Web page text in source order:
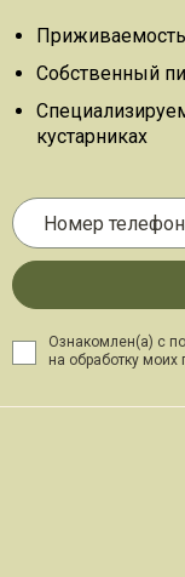
Собственный
кустарниках
Ознакомлен(а) с
на обработку